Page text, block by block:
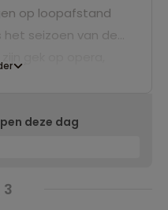
op loopafstand
het seizoen van de
zijn
mee te maken.
staat. Koop
deze dag